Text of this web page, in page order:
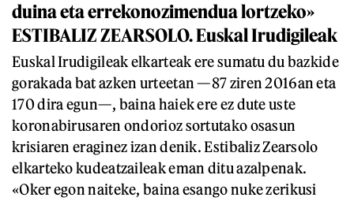
duina eta errekonozimendua lortzeko»
ESTIBALIZ ZEARSOLO. Euskal Irudigileak
Euskal Irudigileak elkarteak ere sumatu du bazkide
gorakada bat azken urteetan —87 ziren 2016an eta
170 dira egun—, baina haiek ere ez dute uste
koronabirusaren ondorioz sortutako osasun
krisiaren eraginez izan denik. Estibaliz Zearsolo
elkarteko kudeatzaileak eman ditu azalpenak.
«Oker egon naiteke, baina esango nuke zerikusi